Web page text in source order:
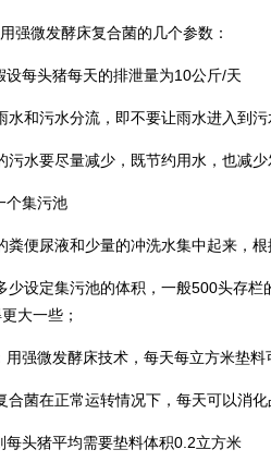
强微发酵床复合菌的几个参数：
每头猪每天的排泄量为10公斤/天
和污水分流，即不要让雨水进入到污
水要尽量减少，既节约用水，也减少
个集污池
便尿液和少量的冲洗水集中起来，根
设定集污池的体积，一般500头存栏
大一些；
强微发酵床技术，每天每立方米垫料
菌在正常运转情况下，每天可以消化
头猪平均需要垫料体积0.2立方米